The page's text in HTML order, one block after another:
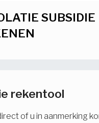
SUBSIDIE
rekentool
of u in aanmerking